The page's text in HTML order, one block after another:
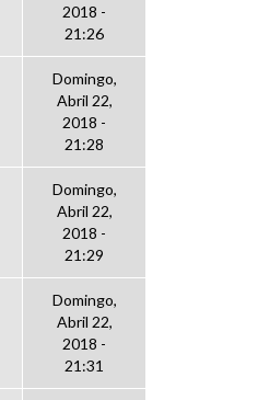
2018 -
21:26
Domingo,
Abril 22,
2018 -
21:28
Domingo,
Abril 22,
2018 -
21:29
Domingo,
Abril 22,
2018 -
21:31